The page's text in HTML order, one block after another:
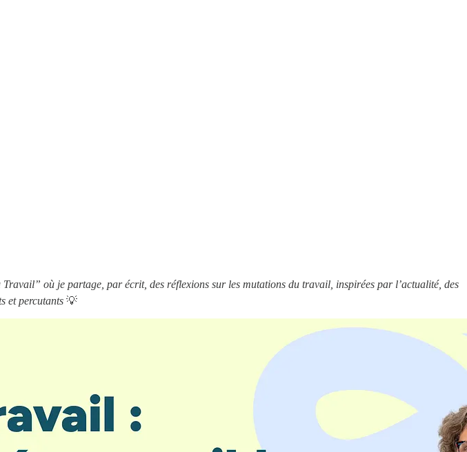
où je partage, par écrit, des réflexions sur les mutations du travail, inspirées par l’actualité, des
et percutants 💡